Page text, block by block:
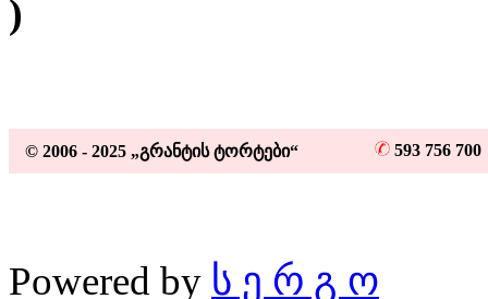
)
© 2006 - 2025 „გრანტის ტორტები“ 593 756
Powered by ს ე რ გ ო